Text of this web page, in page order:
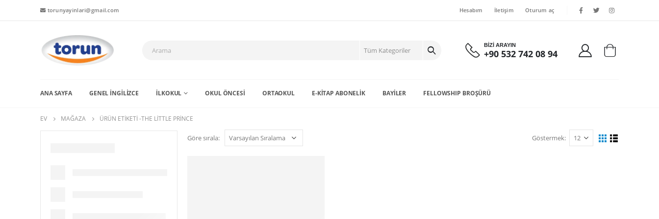
torunyayinlari@gmail.com Hesabım İletişim Oturum aç
BİZİ ARAYIN
+90 532 742 08 94
ANA SAYFA GENEL İNGİLİZCE İLKOKUL OKUL ÖNCESİ ORTAOKUL E-KİTAP ABONELİK BAYİLER FELLOWSHIP BROŞÜRÜ
EV MAĞAZA ÜRÜN ETIKETI -THE LITTLE PRINCE
Göre sırala: Göstermek: